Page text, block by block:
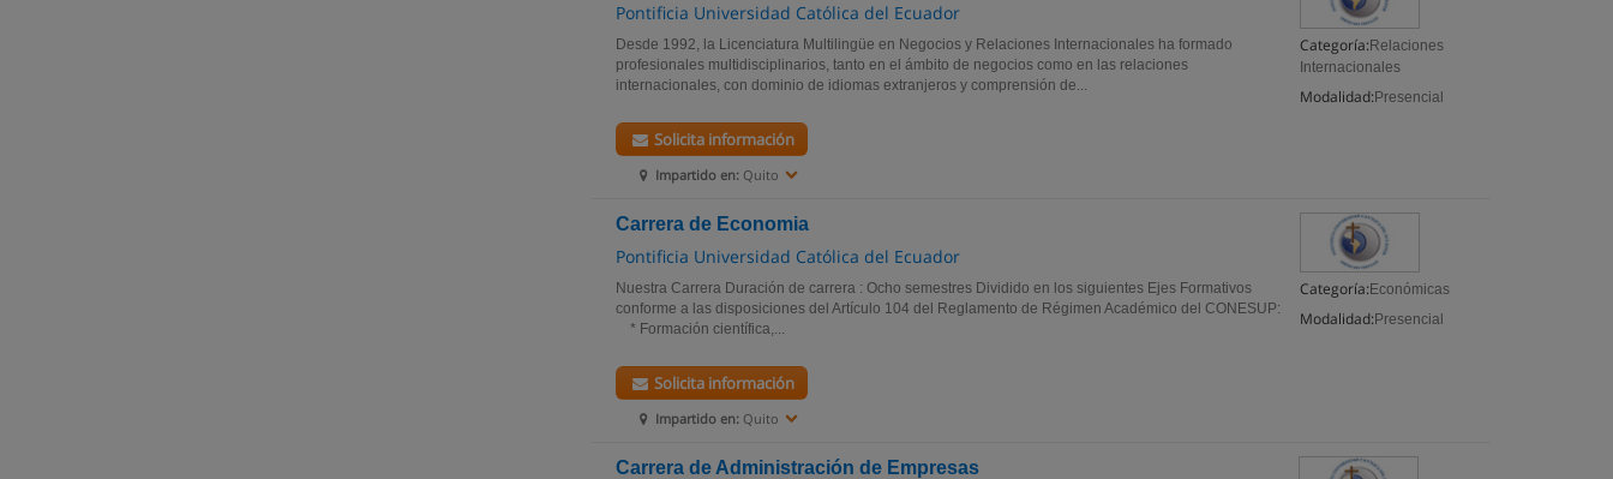
Pontificia Universidad Católica del Ecuador
Categoría: Relaciones
Internacionales
Modalidad: Presencial
Desde 1992, la Licenciatura Multilingüe en Negocios y Relaciones Internacionales ha formado
profesionales multidisciplinarios, tanto en el ámbito de negocios como en las relaciones
internacionales, con dominio de idiomas extranjeros y comprensión de...
Impartido en: Quito
Solicita información
Carrera de Economia
Pontificia Universidad Católica del Ecuador
Categoría: Económicas
Modalidad: Presencial
Nuestra Carrera Duración de carrera : Ocho semestres Dividido en los siguientes Ejes Formativos
conforme a las disposiciones del Artículo 104 del Reglamento de Régimen Académico del CONESUP:
* Formación científica,...
Impartido en: Quito
Solicita información
Carrera de Administración de Empresas